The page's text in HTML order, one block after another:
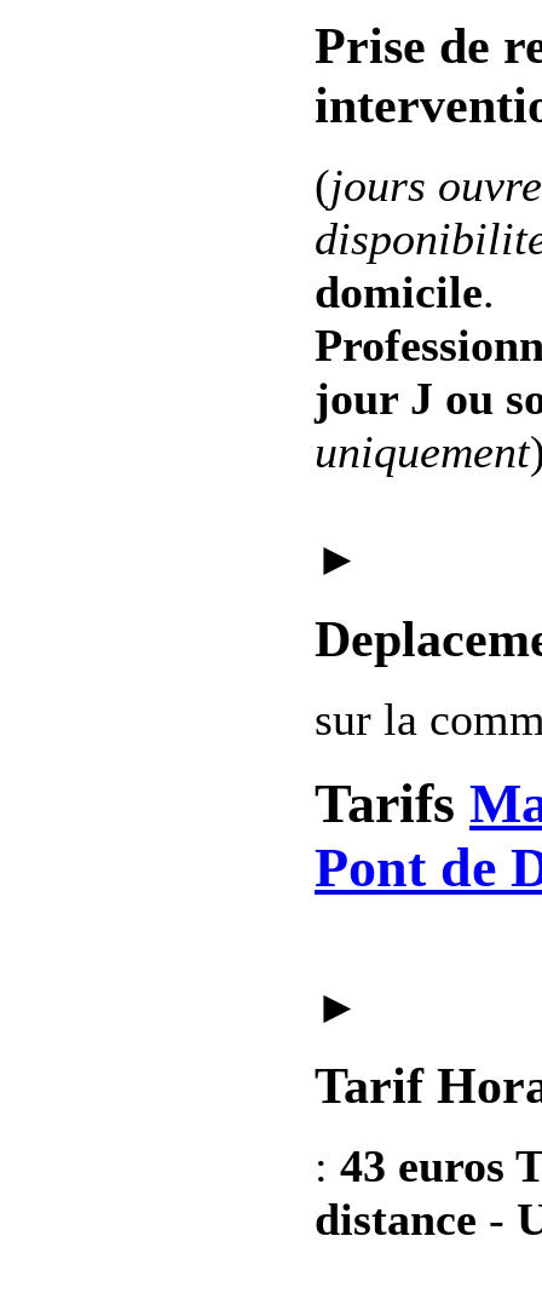
Prise de
(jours
domicile.
jour J ou
uniquement
►
sur la
Tarifs
Pont de
►
Tarif
: 43 euros
distance -